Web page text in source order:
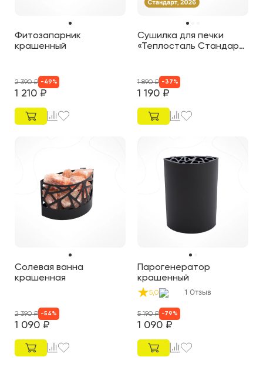
Фитозапарник
крашенный
1 210 ₽
2 390₽ - 49 %
Сушилка для печки
«Теплосталь Стандарт
1 190 ₽
1 890₽ - 37 %
Солевая ванна
крашенная
1 090 ₽
2 390₽ -54 %
Парогенератор
крашенный
5,0 1 Отзыв
1 090 ₽
5 190₽ -79 %